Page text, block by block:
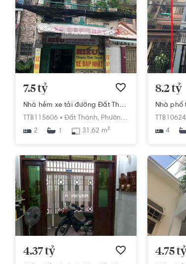
7.5 tỷ
Nhà hẻm xe tải đường Đất Thánh diện tích đất 31.62m2 rộng thoáng.
TTB115606 • Đất Thánh, Phường 6, Tân Bình, Hồ
2
1 31.62 m²
8.2 tỷ
4
4.37 tỷ 4.75 tỷ